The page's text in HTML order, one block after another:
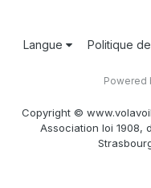
Langue Politique
Powered
Copyright ©
Association loi 1908,